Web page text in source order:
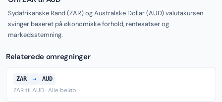
Sydafrikanske Rand (ZAR) og Australske Dollar (AUD) valutakursen
svinger baseret på økonomiske forhold, rentesatser og
markedsstemning.
Relaterede omregninger
ZAR → AUD
ZAR til AUD · Alle beløb